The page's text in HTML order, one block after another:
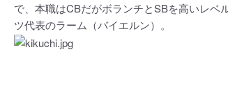
で、本職はCBだがボランチとSBを高いレベ
ツ代表のラーム（バイエルン）。